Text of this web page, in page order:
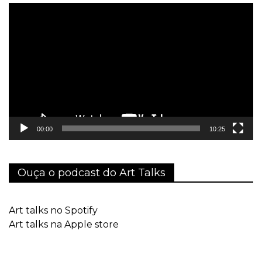
00:00 10:25
Ouça o podcast do Art Talks
Art talks no Spotify
Art talks na Apple store